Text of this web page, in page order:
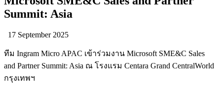
Summit: Asia
17 September 2025
ทีม Ingram Micro APAC เข้าร่วมงาน Microsoft SME&C Sales
and Partner Summit: Asia ณ โรงแรม Centara Grand CentralWorld
กรุงเทพฯ